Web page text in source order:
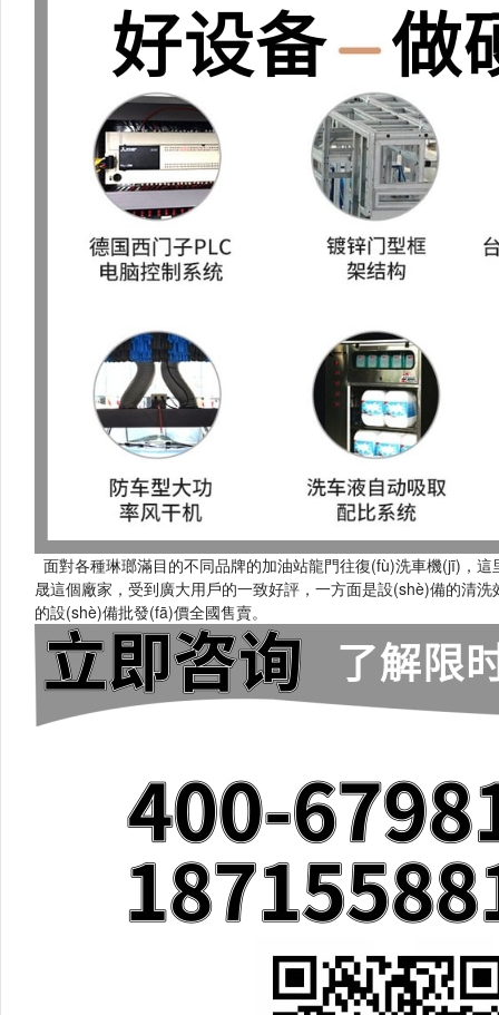
面對各種琳瑯滿目的不同品牌的加油站龍門往復(fù)洗車機(jī)，這里
晟這個廠家，受到廣大用戶的一致好評，一方面是設(shè)備的清
的設(shè)備批發(fā)價全國售賣。